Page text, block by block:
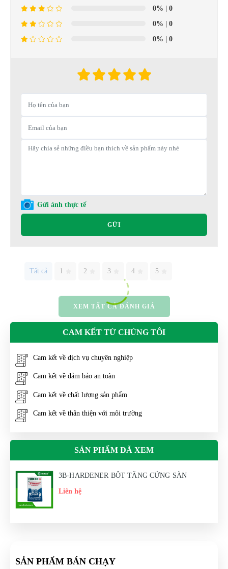
0% | 0
0% | 0
0% | 0
Gửi ảnh thực tế
GỬI
Tất cả 1 2 3 4 5
XEM TẤT CẢ ĐÁNH GIÁ
CAM KẾT TỪ CHÚNG TÔI
Cam kết về dịch vụ chuyên nghiệp
Cam kết về đảm bảo an toàn
Cam kết về chất lượng sản phẩm
Cam kết về thân thiện với môi trường
SẢN PHẨM ĐÃ XEM
3B-HARDENER BỘT TĂNG CỨNG SÀN
Liên hệ
SẢN PHẨM BÁN CHẠY